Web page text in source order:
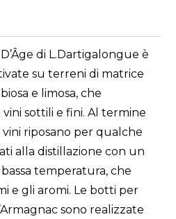
di L.Dartigalongue è
su terreni di matrice
e limosa, che
sottili e fini. Al termine
riposano per qualche
alla distillazione con un
temperatura, che
e gli aromi. Le botti per
sono realizzate